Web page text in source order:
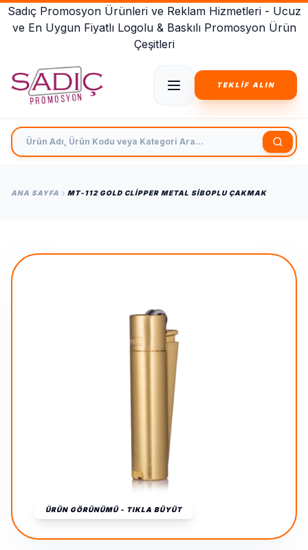
Sadıç Promosyon Ürünleri ve Reklam Hizmetleri - Ucuz
ve En Uygun Fiyatlı Logolu & Baskılı Promosyon Ürün
Çeşitleri
TEKLİF ALIN
Ürün Adı, Ürün Kodu veya Kategori Ara
ANA SAYFA MT-112 GOLD CLIPPER METAL SIBOPLU ÇAKMAK
ÜRÜN GÖRÜNÜMÜ - TIKLA BÜYÜT